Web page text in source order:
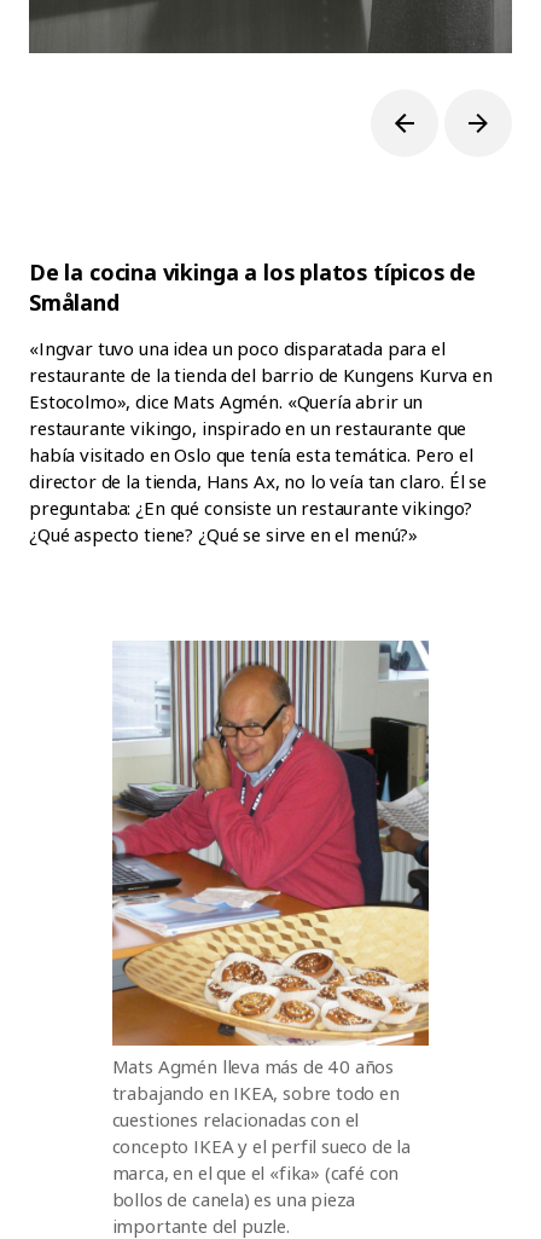
De la cocina vikinga a los platos típicos de
Småland
«Ingvar tuvo una idea un poco disparatada para el
restaurante de la tienda del barrio de Kungens Kurva en
Estocolmo», dice Mats Agmén. «Quería abrir un
restaurante vikingo, inspirado en un restaurante que
había visitado en Oslo que tenía esta temática. Pero el
director de la tienda, Hans Ax, no lo veía tan claro. Él se
preguntaba: ¿En qué consiste un restaurante vikingo?
¿Qué aspecto tiene? ¿Qué se sirve en el menú?»
Mats Agmén lleva más de 40 años
trabajando en IKEA, sobre todo en
cuestiones relacionadas con el
concepto IKEA y el perfil sueco de la
marca, en el que el «fika» (café con
bollos de canela) es una pieza
importante del puzle.